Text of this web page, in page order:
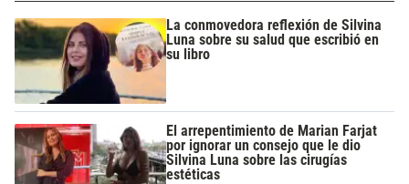
La conmovedora reflexión de Silvina
Luna sobre su salud que escribió en
su libro
El arrepentimiento de Marian Farjat
por ignorar un consejo que le dio
Silvina Luna sobre las cirugías
estéticas